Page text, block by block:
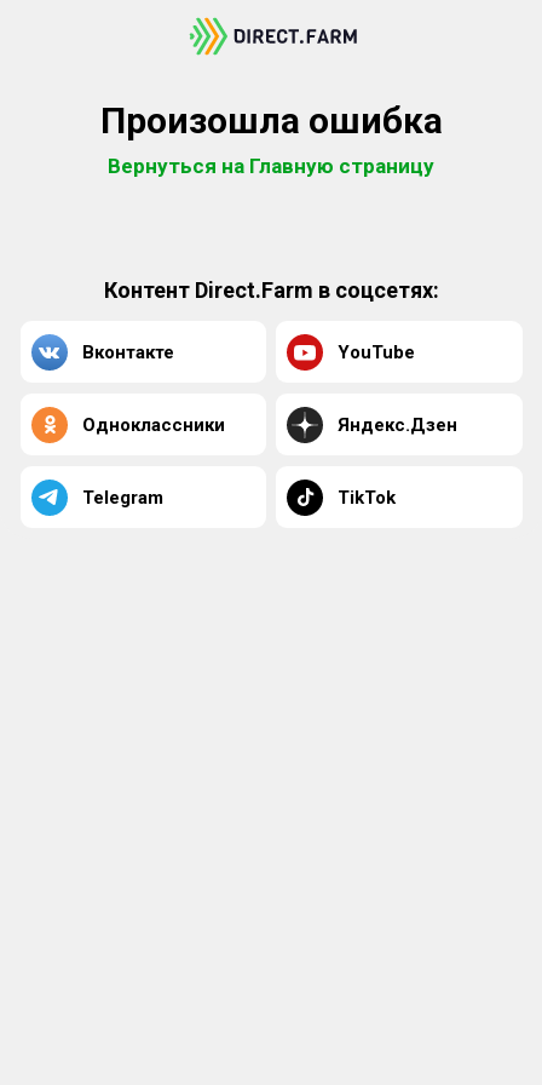
Произошла ошибка
Вернуться на Главную страницу
Контент Direct.Farm в соцсетях:
Вконтакте YouTube
Одноклассники Яндекс.Дзен
Telegram TikTok